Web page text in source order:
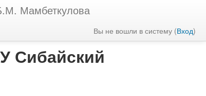
Мамбеткулова
Вы не вошли в систему (Вход)
Сибайский